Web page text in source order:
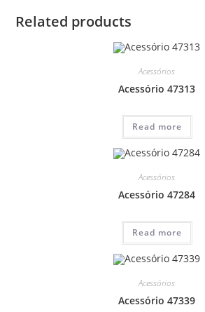
Related products
Acessórios
Acessório 47313
Read more
Acessórios
Acessório 47284
Read more
Acessórios
Acessório 47339